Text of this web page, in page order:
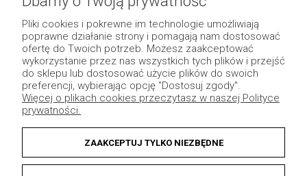
Płatność i dostawa
Moje konto
Pozostałe
Pliki cookies i pokrewne im technologie umożliwiają
poprawne działanie strony i pomagają nam dostosować
ofertę do Twoich potrzeb. Możesz zaakceptować
wykorzystanie przez nas wszystkich tych plików i przejść
do sklepu lub dostosować użycie plików do swoich
preferencji, wybierając opcję "Dostosuj zgody".
Więcej o plikach cookies przeczytasz w naszej Polityce
prywatności.
ZAAKCEPTUJ TYLKO NIEZBĘDNE